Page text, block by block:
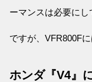
ーマンスは必要にし
ですが、VFR800F
ホンダ『V4』